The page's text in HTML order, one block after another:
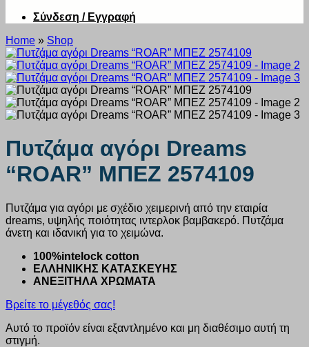
Σύνδεση / Εγγραφή
Home » Shop
Πυτζάμα αγόρι Dreams
“ROAR” ΜΠΕΖ 2574109
Πυτζάμα για αγόρι με σχέδιο χειμερινή από την εταιρία
dreams, υψηλής ποιότητας ιντερλοκ βαμβακερό. Πυτζάμα
άνετη και ιδανική για το χειμώνα.
100%intelock cotton
ΕΛΛΗΝΙΚΗΣ ΚΑΤΑΣΚΕΥΗΣ
ΑΝΕΞΙΤΗΛΑ ΧΡΩΜΑΤΑ
Βρείτε το μέγεθός σας!
Αυτό το προϊόν είναι εξαντλημένο και μη διαθέσιμο αυτή τη
στιγμή.